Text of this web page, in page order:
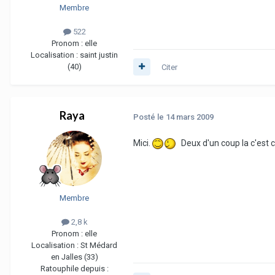
Membre
522
Pronom : elle
Localisation : saint justin
(40)
Citer
Raya
Membre
2,8 k
Pronom : elle
Localisation : St Médard
en Jalles (33)
Ratouphile depuis :
Posté le 14 mars 2009
Mici. Deux d'un coup la c'est